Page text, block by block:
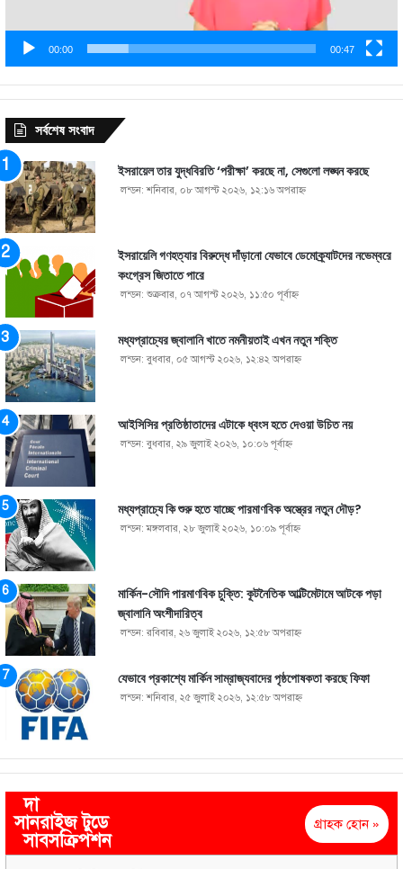
00:00 00:47
সর্বশেষ সংবাদ
ইসরায়েল তার যুদ্ধবিরতি ‘পরীক্ষা’ করছে না, সেগুলো লঙ্ঘন করছে
লন্ডন: শনিবার, ০৮ আগস্ট ২০২৬, ১২:১৬ অপরাহ্ণ
ইসরায়েলি গণহত্যার বিরুদ্ধে দাঁড়ানো যেভাবে ডেমোক্র্যাটদের নভেম্বরে
কংগ্রেস জিতাতে পারে
লন্ডন: শুক্রবার, ০৭ আগস্ট ২০২৬, ১১:৫০ পূর্বাহ্ণ
মধ্যপ্রাচ্যের জ্বালানি খাতে নমনীয়তাই এখন নতুন শক্তি
লন্ডন: বুধবার, ০৫ আগস্ট ২০২৬, ১২:৪২ অপরাহ্ণ
আইসিসির প্রতিষ্ঠাতাদের এটাকে ধ্বংস হতে দেওয়া উচিত নয়
লন্ডন: বুধবার, ২৯ জুলাই ২০২৬, ১০:০৬ পূর্বাহ্ণ
মধ্যপ্রাচ্যে কি শুরু হতে যাচ্ছে পারমাণবিক অস্ত্রের নতুন দৌড়?
লন্ডন: মঙ্গলবার, ২৮ জুলাই ২০২৬, ১০:০৯ পূর্বাহ্ণ
মার্কিন-সৌদি পারমাণবিক চুক্তি: কূটনৈতিক আল্টিমেটামে আটকে পড়া
জ্বালানি অংশীদারিত্ব
লন্ডন: রবিবার, ২৬ জুলাই ২০২৬, ১২:৫৮ অপরাহ্ণ
যেভাবে প্রকাশ্যে মার্কিন সাম্রাজ্যবাদের পৃষ্ঠপোষকতা করছে ফিফা
লন্ডন: শনিবার, ২৫ জুলাই ২০২৬, ১২:৫৮ অপরাহ্ণ
দা
সানরাইজ টুডে
সাবসক্রিপশন
গ্রাহক হোন »